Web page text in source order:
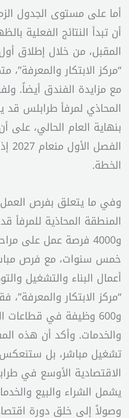
أما على مستوى الجدول
أن تبدأ النتائج الفعلية
المقبل، من خلال إطلاق
“مركز الابتكار والمعرفة”،
مع مزايدة الفندق أيضاً.
المحاذي لمرفأ طرابلس قد
بنهاية العام الحالي، على
الخطة.
وفي ما يتعلق بفرص
و4000 فرصة عمل على
خمس سنوات، مع فرص
أعمال البناء والتشغيل
و600 وظيفة في قطاعات
والخدمات. وأكد أن هذه
تشغيل مباشر، بل
الاقتصادية الأوسع في
يشمل الشراء والبيع
وصولاً إلى خلق دورة